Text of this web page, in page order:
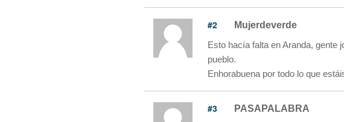
#2 Mujerdeverde
Esto hacía falta en Aranda, gente
pueblo.
Enhorabuena por todo lo que
#3 PASAPALABRA